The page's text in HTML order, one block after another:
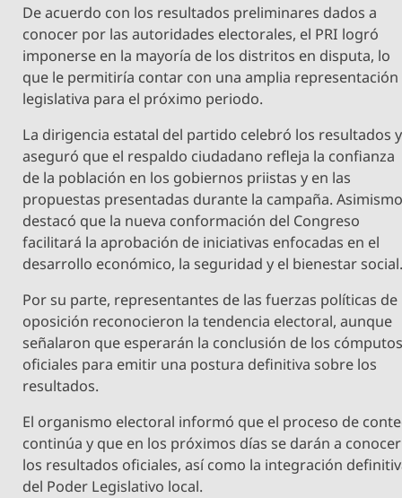
De acuerdo con los resultados preliminares dados a
conocer por las autoridades electorales, el PRI logró
imponerse en la mayoría de los distritos en disputa, lo
que le permitiría contar con una amplia representación
legislativa para el próximo periodo.
La dirigencia estatal del partido celebró los resultados y
aseguró que el respaldo ciudadano refleja la confianza
de la población en los gobiernos priistas y en las
propuestas presentadas durante la campaña.
destacó que la nueva conformación del Congreso
facilitará la aprobación de iniciativas enfocadas en el
desarrollo económico, la seguridad y el bienestar
Por su parte, representantes de las fuerzas políticas de
oposición reconocieron la tendencia electoral, aunque
señalaron que esperarán la conclusión de los
oficiales para emitir una postura definitiva sobre los
resultados.
El organismo electoral informó que el proceso de
continúa y que en los próximos días se darán a conocer
los resultados oficiales, así como la integración
del Poder Legislativo local.